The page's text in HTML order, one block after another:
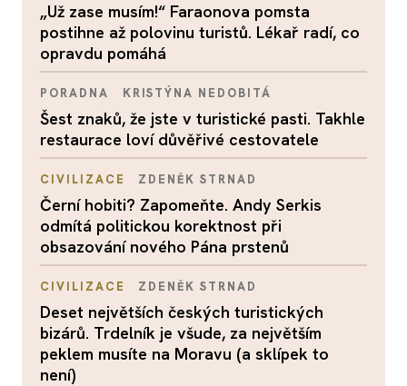
„Už zase musím!“ Faraonova pomsta
postihne až polovinu turistů. Lékař radí, co
opravdu pomáhá
PORADNA KRISTÝNA NEDOBITÁ
Šest znaků, že jste v turistické pasti. Takhle
restaurace loví důvěřivé cestovatele
CIVILIZACE ZDENĚK STRNAD
Černí hobiti? Zapomeňte. Andy Serkis
odmítá politickou korektnost při
obsazování nového Pána prstenů
CIVILIZACE ZDENĚK STRNAD
Deset největších českých turistických
bizárů. Trdelník je všude, za největším
peklem musíte na Moravu (a sklípek to
není)